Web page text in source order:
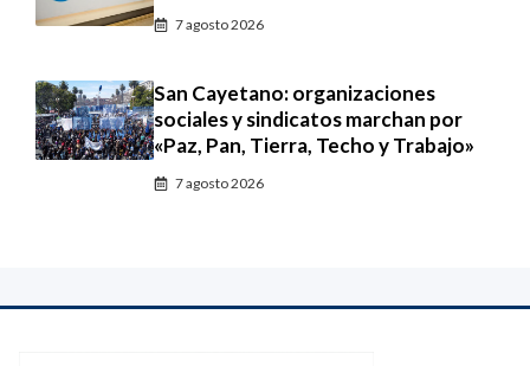
7 agosto 2026
San Cayetano: organizaciones
sociales y sindicatos marchan por
«Paz, Pan, Tierra, Techo y Trabajo»
7 agosto 2026